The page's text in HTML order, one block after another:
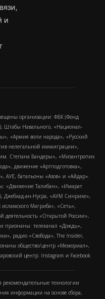
и
организации: ФБК (Фонд
Штабы Навального, «Национал-
«Армия воли народа», «Русский
нелегальной иммиграции»,
Степана Бандеры», «Мизантропик
движение «Артподготовка»,
АУЕ, батальоны «Азов» и «Айдар».
«Движение Талибан», «Имарат
Джебхад-ан-Нусра, «АУМ Синрике»,
Магриба», «Сеть»,
деятельность «Открытой России»,
признаны: телеканал «Дождь»,
радио «Свобода», The Insider,
общество/центр «Мемориал»,
центр. Instagram и Facebook
технологии
информации на основе сбора,